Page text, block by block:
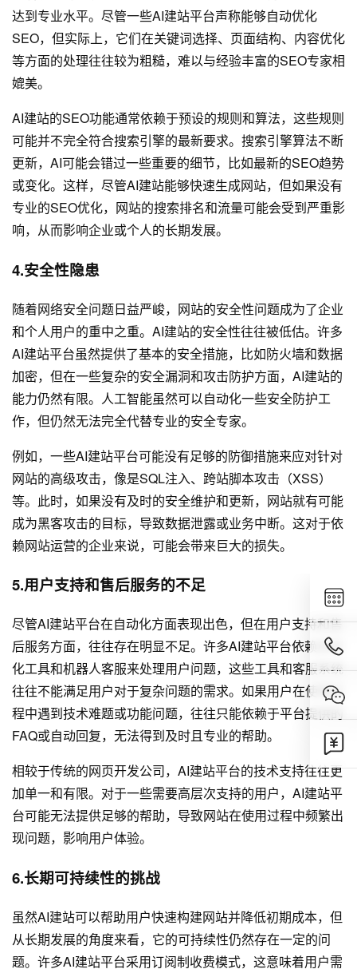
达到专业水平。尽管一些AI建站平台声称能够自动优化
SEO，但实际上，它们在关键词选择、页面结构、内容优化
等方面的处理往往较为粗糙，难以与经验丰富的SEO专家相
媲美。
AI建站的SEO功能通常依赖于预设的规则和算法，这些规则
可能并不完全符合搜索引擎的最新要求。搜索引擎算法不断
更新，AI可能会错过一些重要的细节，比如最新的SEO趋势
或变化。这样，尽管AI建站能够快速生成网站，但如果没有
专业的SEO优化，网站的搜索排名和流量可能会受到严重影
响，从而影响企业或个人的长期发展。
4.安全性隐患
随着网络安全问题日益严峻，网站的安全性问题成为了企业
和个人用户的重中之重。AI建站的安全性往往被低估。许多
AI建站平台虽然提供了基本的安全措施，比如防火墙和数据
加密，但在一些复杂的安全漏洞和攻击防护方面，AI建站的
能力仍然有限。人工智能虽然可以自动化一些安全防护工
作，但仍然无法完全代替专业的安全专家。
例如，一些AI建站平台可能没有足够的防御措施来应对针对
网站的高级攻击，像是SQL注入、跨站脚本攻击（XSS）
等。此时，如果没有及时的安全维护和更新，网站就有可能
成为黑客攻击的目标，导致数据泄露或业务中断。这对于依
赖网站运营的企业来说，可能会带来巨大的损失。
5.用户支持和售后服务的不足
尽管AI建站平台在自动化方面表现出色，但在用户支持和售
后服务方面，往往存在明显不足。许多AI建站平台依赖自动
化工具和机器人客服来处理用户问题，这些工具和客服系统
往往不能满足用户对于复杂问题的需求。如果用户在使用过
程中遇到技术难题或功能问题，往往只能依赖于平台提供的
FAQ或自动回复，无法得到及时且专业的帮助。
相较于传统的网页开发公司，AI建站平台的技术支持往往更
加单一和有限。对于一些需要高层次支持的用户，AI建站平
台可能无法提供足够的帮助，导致网站在使用过程中频繁出
现问题，影响用户体验。
6.长期可持续性的挑战
虽然AI建站可以帮助用户快速构建网站并降低初期成本，但
从长期发展的角度来看，它的可持续性仍然存在一定的问
题。许多AI建站平台采用订阅制收费模式，这意味着用户需